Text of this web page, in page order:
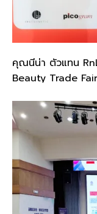
คุณนีน่า ตัวแทน
Beauty Trade